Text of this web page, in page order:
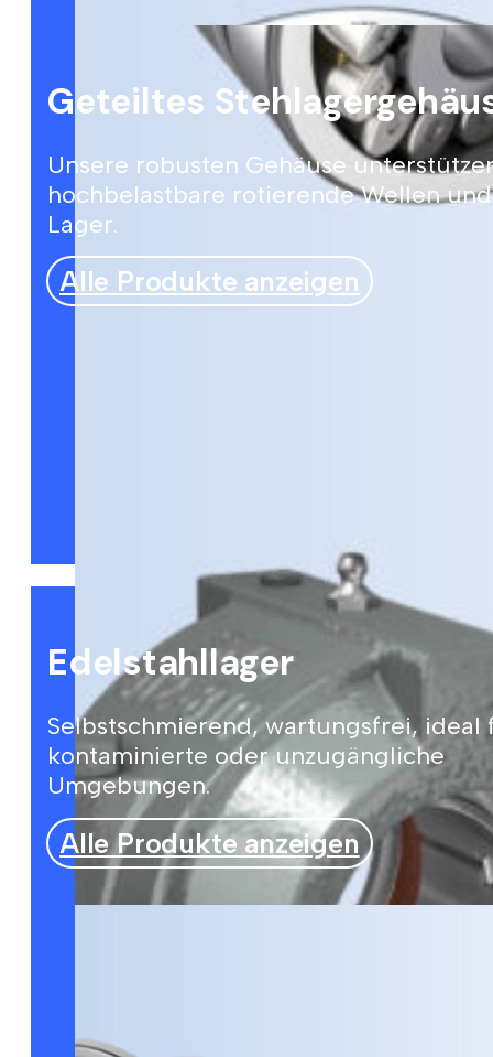
Geteiltes
Unsere robusten Gehäuse
hochbelastbare rotierende Wellen und
Lager.
Alle Produkte anzeigen
Edelstahllager
Selbstschmierend, wartungsfrei, ideal
kontaminierte oder unzugängliche
Umgebungen.
Alle Produkte anzeigen